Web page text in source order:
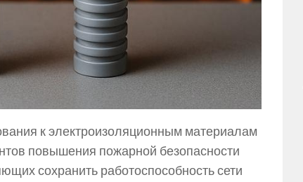
к электроизоляционным материалам
повышения пожарной безопасности
сохранить работоспособность сети